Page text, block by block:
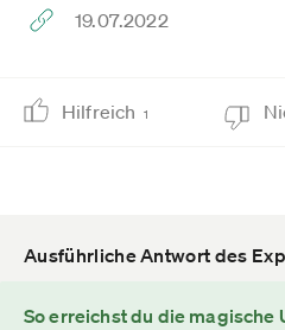
19.07.2022
Hilfreich 1
Ausführliche Antwort des
So erreichst du die magische